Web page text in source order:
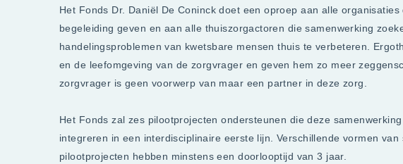
Het Fonds Dr. Daniël De Coninck doet een oproep aan alle
begeleiding geven en aan alle thuiszorgactoren die samenwerking
handelingsproblemen van kwetsbare mensen thuis te verbeteren.
en de leefomgeving van de zorgvrager en geven hem zo meer
zorgvrager is geen voorwerp van maar een partner in deze zorg.
Het Fonds zal zes pilootprojecten ondersteunen die deze
integreren in een interdisciplinaire eerste lijn. Verschillende vormen
pilootprojecten hebben minstens een doorlooptijd van 3 jaar.